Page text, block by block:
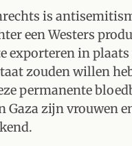
is
een Westers
exporteren in plaats
zouden willen
permanente
zijn vrouwen